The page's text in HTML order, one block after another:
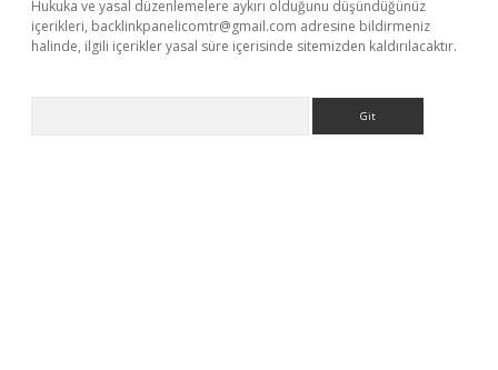
Hukuka ve yasal düzenlemelere aykırı olduğunu düşündüğünüz
içerikleri, backlinkpanelicomtr@gmail.com adresine bildirmeniz
halinde, ilgili içerikler yasal süre içerisinde sitemizden kaldırılacaktır.